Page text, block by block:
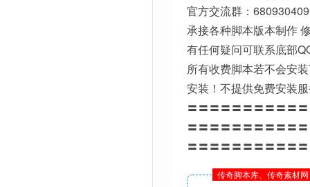
官方交流群：680930409
承接各种脚本版本制作
有任何疑问可联系底部
所有收费脚本若不会安
安装！不提供免费安装
〓〓〓〓〓〓〓〓〓〓
〓〓〓〓〓〓〓〓〓〓
〓〓〓〓〓〓〓〓〓〓
传奇脚本库、传奇素材